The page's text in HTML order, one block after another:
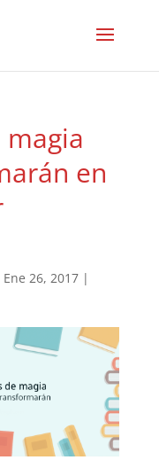
en
Ene 26, 2017|